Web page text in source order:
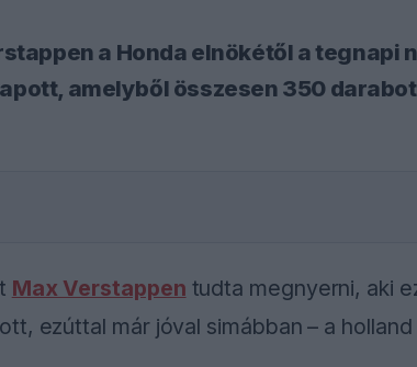
a Honda elnökétől a tegnapi
amelyből összesen 350 darabot
Max Verstappen tudta megnyerni, aki
ezúttal már jóval simábban – a holland